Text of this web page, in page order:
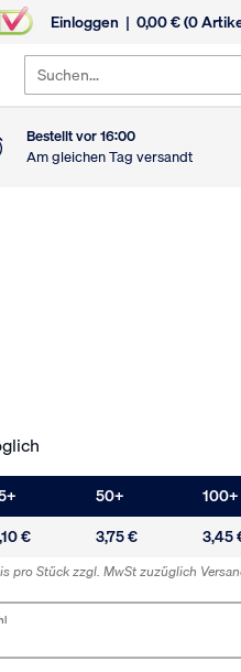
Einloggen 0,00€(0
Suchen...
Bestellt vor 16:00
Am gleichen Tag versandt
+ 50+ 100+
€ 3,75 € 3,45
pro Stück zzgl. MwStzuzüglich